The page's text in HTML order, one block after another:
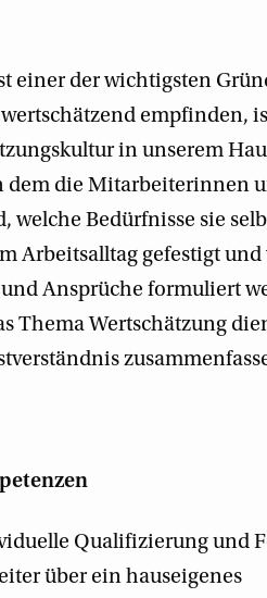
einer der wichtigsten
empfinden,
in unserem
dem die Mitarbeiterinnen
welche Bedürfnisse sie
Arbeitsalltag gefestigt und
Ansprüche formuliert
Thema Wertschätzung
Qualifizierung und
über ein hauseigenes